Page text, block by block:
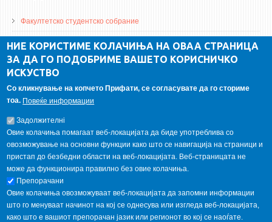
Факултетско студентско собрание
ДА Винчи магазин
Алумни асоцијација
ГАЛЕРИЈА
НИЕ КОРИСТИМЕ КОЛАЧИЊА НА ОВАА СТРАНИЦА
ЗА ДА ГО ПОДОБРИМЕ ВАШЕТО КОРИСНИЧКО
ИСКУСТВО
Со кликнување на копчето Прифати, се согласувате да го сториме
тоа. Повеќе информации
Задолжителнi
Овие колачиња помагаат веб-локацијата да биде употреблива со
овозможување на основни функции како што се навигација на страници и
пристап до безбедни области на веб-локацијата. Веб-страницата не
може да функционира правилно без овие колачиња.
Препорачани
Овие колачиња овозможуваат веб-локацијата да запомни информации
што го менуваат начинот на кој се однесува или изгледа веб-локацијата,
како што е вашиот препорачан јазик или регионот во кој се наоѓате.